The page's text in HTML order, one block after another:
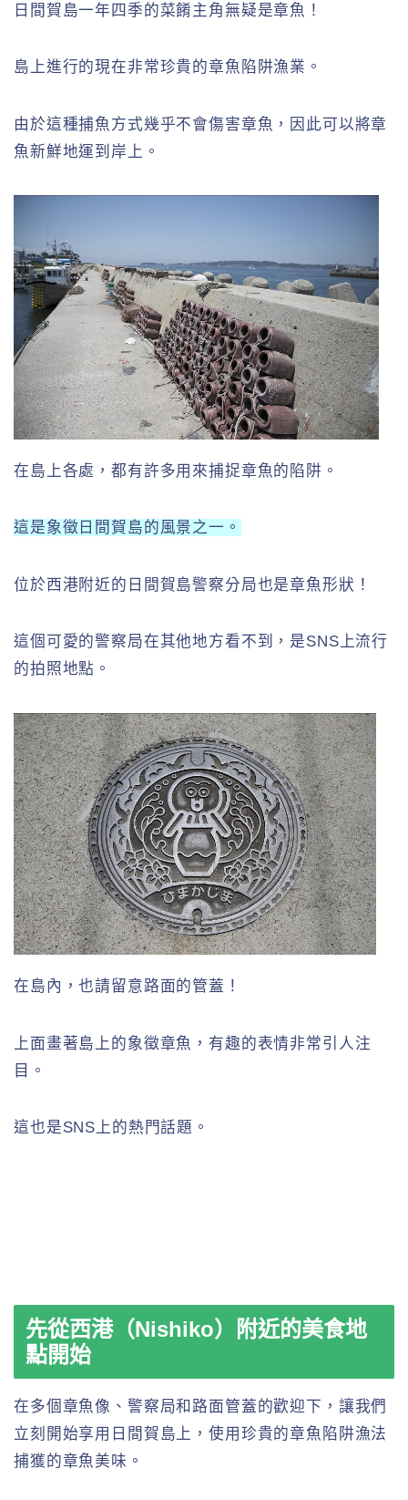
日間賀島一年四季的菜餚主角無疑是章魚！
島上進行的現在非常珍貴的章魚陷阱漁業。
由於這種捕魚方式幾乎不會傷害章魚，因此可以將章
魚新鮮地運到岸上。
在島上各處，都有許多用來捕捉章魚的陷阱。
這是象徵日間賀島的風景之一。
位於西港附近的日間賀島警察分局也是章魚形狀！
這個可愛的警察局在其他地方看不到，是SNS上流行
的拍照地點。
在島內，也請留意路面的管蓋！
上面畫著島上的象徵章魚，有趣的表情非常引人注
目。
這也是SNS上的熱門話題。
先從西港（Nishiko）附近的美食地
點開始
在多個章魚像、警察局和路面管蓋的歡迎下，讓我們
立刻開始享用日間賀島上，使用珍貴的章魚陷阱漁法
捕獲的章魚美味。